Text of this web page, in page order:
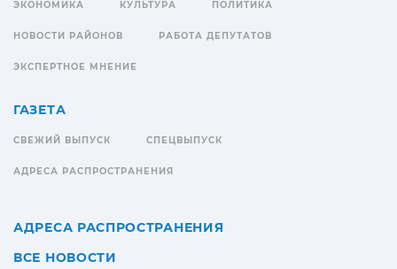
ЭКОНОМИКА КУЛЬТУРА ПОЛИТИКА
НОВОСТИ РАЙОНОВ РАБОТА ДЕПУТАТОВ
ЭКСПЕРТНОЕ МНЕНИЕ
ГАЗЕТА
СВЕЖИЙ ВЫПУСК СПЕЦВЫПУСК
АДРЕСА РАСПРОСТРАНЕНИЯ
АДРЕСА РАСПРОСТРАНЕНИЯ
ВСЕ НОВОСТИ